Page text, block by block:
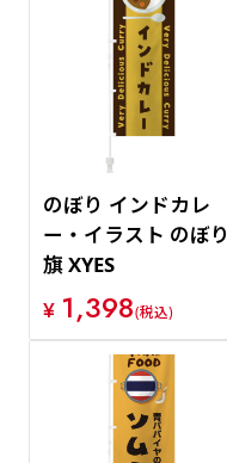
のぼり インドカレ
ー・イラスト のぼり
旗 XYES
¥ 1,398(税込)